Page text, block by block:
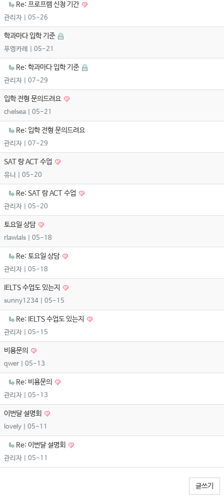
Re: 프로프램 신청 기간
관리자 | 05-26
학과마다 입학 기준
푸엥카레 | 05-21
Re: 학과마다 입학 기준
관리자 | 07-29
입학 전형 문의드려요
chelsea | 05-21
Re: 입학 전형 문의드려요
관리자 | 07-29
SAT 랑 ACT 수업
유니 | 05-20
Re: SAT 랑 ACT 수업
관리자 | 05-20
토요일 상담
rlawlals | 05-18
Re: 토요일 상담
관리자 | 05-18
IELTS 수업도 있는지
sunny1234 | 05-15
Re: IELTS 수업도 있는지
관리자 | 05-15
비용문의
qwer | 05-13
Re: 비용문의
관리자 | 05-13
이번달 설명회
lovely | 05-11
Re: 이번달 설명회
관리자 | 05-11
글쓰기